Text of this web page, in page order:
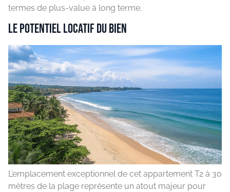
termes de plus-value à long terme.
Le potentiel locatif du bien
L’emplacement exceptionnel de cet appartement T2 à 30
mètres de la plage représente un atout majeur pour